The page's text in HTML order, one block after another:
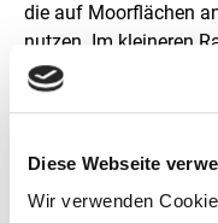
Diese Webseite
Wir verwenden
die auf Moorflächen
nutzen. Im kleineren
Biogasversuche wie
durchgeführt, um
nutzen zu können.
auf wiedervernässten